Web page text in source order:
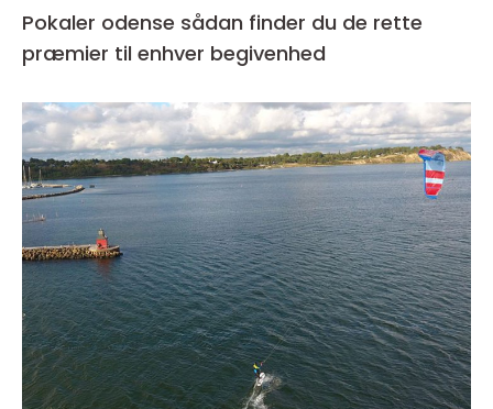
Pokaler odense sådan finder du de rette
præmier til enhver begivenhed